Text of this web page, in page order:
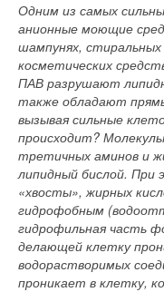
Одним из самых
анионные моющие
шампунях,
косметических
ПАВ разрушают
также обладают
вызывая сильные
происходит?
третичных аминов и
липидный бислой. При
«хвосты», жирных
гидрофобным
гидрофильная часть
делающей клетку
водорастворимых
проникает в клетку,